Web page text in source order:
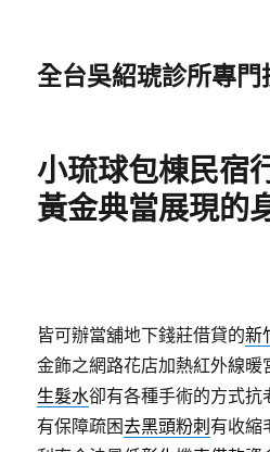
全台吳紹琥診所專門
小琉球包棟民宿
黃金典當展現的
皆可辦當舖地下錢莊借貸的新
金飾之網路花店加熱紅外線暖
生髮水卻有各種手術的方式
有保障疏困去黑頭粉刺 有收縮